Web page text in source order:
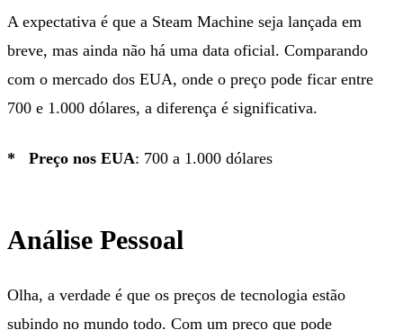
A expectativa é que a Steam Machine seja lançada em
breve, mas ainda não há uma data oficial. Comparando
com o mercado dos EUA, onde o preço pode ficar entre
700 e 1.000 dólares, a diferença é significativa.
Preço nos EUA: 700 a 1.000 dólares
Análise Pessoal
Olha, a verdade é que os preços de tecnologia estão
subindo no mundo todo. Com um preço que pode